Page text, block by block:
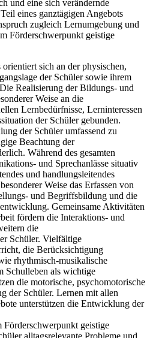
und eine sich verändernde
eines ganztägigen Angebots
zugleich Lernumgebung und
Förderschwerpunkt geistige
sich an der physischen,
der Schüler sowie ihrem
Realisierung der Bildungs- und
Weise an die
Lernbedürfnisse, Lerninteressen
der Schüler gebunden.
der Schüler umfassend zu
Beachtung der
Während des gesamten
und Sprechanlässe situativ
und handlungsleitendes
Weise das Erfassen von
und Begriffsbildung und die
Gemeinsame Aktivitäten
fördern die Interaktions- und
die
Schüler. Vielfältige
die Berücksichtigung
rhythmisch-musikalische
Schulleben als wichtige
die motorische, psychomotorische
der Schüler. Lernen mit allen
unterstützen die Entwicklung der
geistige